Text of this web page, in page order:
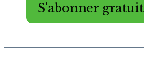
S'abonner